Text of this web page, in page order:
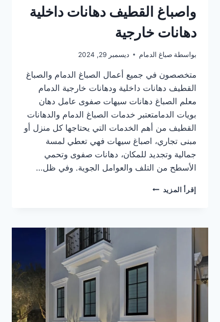
واصباغ القطيف دهانات داخلية
دهانات خارجية
بواسطة صباغ الدمام ديسمبر 29, 2024
متخصصون في جميع أعمال الصباغ الدمام والصباغ
القطيف دهانات داخلية ودهانات خارجية الدمام
معلم الصباغ دهانات سيهات صفوى عامل دهان
بويات الدمامتعتبر خدمات الصباغ الدمام والدهانات
القطيف من أهم الخدمات التي يحتاجها كل منزل أو
مبنى تجاري، اصباغ سيهات فهي تعطي لمسة
جمالية وتجديد للمكان، دهانات صفوى وتحمي
الأسطح من التلف والعوامل الجوية. وفي ظل…
إقرأ المزيد اصباغ
واصباغ
دهانات
داخلية
دهانات
خارجية